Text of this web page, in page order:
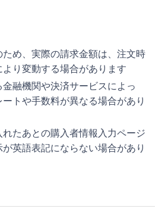
め、実際の請求金額は、注文時
り変動する場合があります
融機関や決済サービスによっ
トや手数料が異なる場合があり
たあとの購入者情報入力ページ
英語表記にならない場合があり